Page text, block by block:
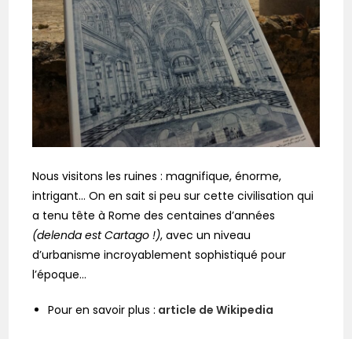
Nous visitons les ruines : magnifique, énorme,
intrigant… On en sait si peu sur cette civilisation qui
a tenu tête à Rome des centaines d’années
(delenda est Cartago !), avec un niveau
d’urbanisme incroyablement sophistiqué pour
l’époque…
Pour en savoir plus : article de Wikipedia